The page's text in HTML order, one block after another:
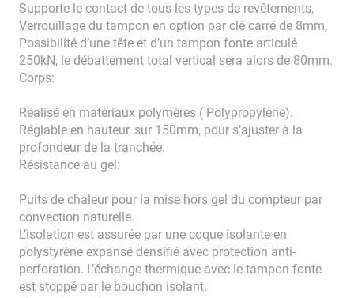
Supporte le contact de tous les types de revêtements,
Verrouillage du tampon en option par clé carré de 8mm,
Possibilité d’une tête et d’un tampon fonte articulé
250kN, le débattement total vertical sera alors de 80mm.
Corps:
Réalisé en matériaux polymères ( Polypropylène).
Réglable en hauteur, sur 150mm, pour s’ajuster à la
profondeur de la tranchée.
Résistance au gel:
Puits de chaleur pour la mise hors gel du compteur par
convection naturelle.
L’isolation est assurée par une coque isolante en
polystyrène expansé densifié avec protection anti-
perforation. L’échange thermique avec le tampon fonte
est stoppé par le bouchon isolant.